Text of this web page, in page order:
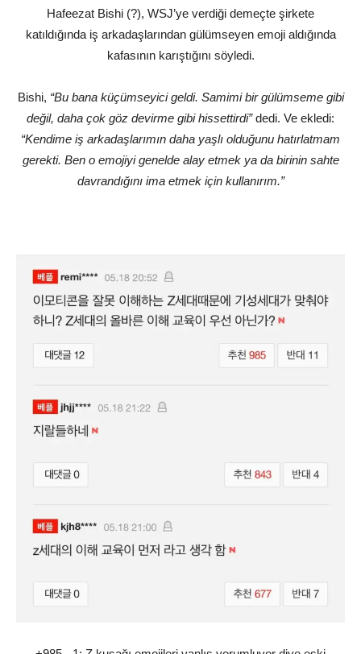
Hafeezat Bishi (?), WSJ’ye verdiği demeçte şirkete
katıldığında iş arkadaşlarından gülümseyen emoji aldığında
kafasının karıştığını söyledi.
Bishi, “Bu bana küçümseyici geldi. Samimi bir gülümseme gibi
değil, daha çok göz devirme gibi hissettirdi”dedi. Ve ekledi:
“Kendime iş arkadaşlarımın daha yaşlı olduğunu hatırlatmam
gerekti. Ben o emojiyi genelde alay etmek ya da birinin sahte
davrandığını ima etmek için kullanırım.”